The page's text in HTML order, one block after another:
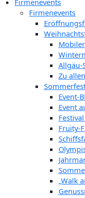
Firmenevents
Firmenevents
Allgäu-
Zu
Event-
Event
Fruity-
„Walk